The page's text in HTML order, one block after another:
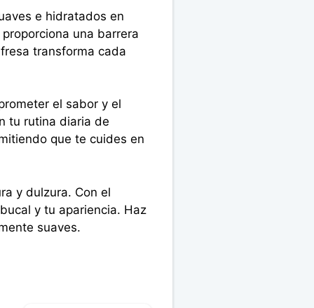
e hidratados en
una barrera
transforma cada
el sabor y el
tu rutina diaria de
que te cuides en
y dulzura. Con el
y tu apariencia. Haz
suaves.